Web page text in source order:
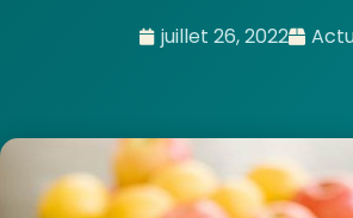
juillet 26, 2022